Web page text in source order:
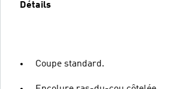
Détails
Coupe standard.